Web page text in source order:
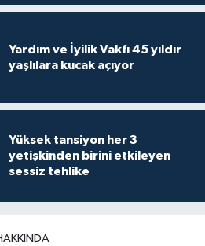
Yardım ve İyilik Vakfı 45 yıldır
yaşlılara kucak açıyor
Yüksek tansiyon her 3
yetişkinden birini etkileyen
sessiz tehlike